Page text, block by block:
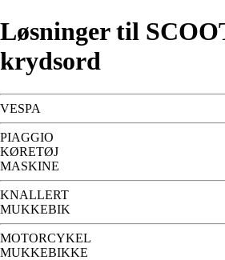
Løsninger til
krydsord
VESPA
PIAGGIO
KØRETØJ
MASKINE
KNALLERT
MUKKEBIK
MOTORCYKEL
MUKKEBIKKE